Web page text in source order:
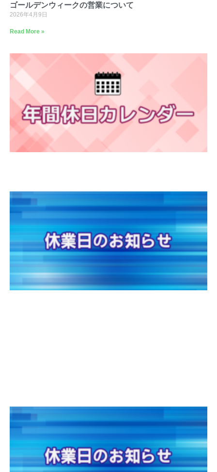
ゴールデンウィークの営業について
2026年4月9日
Read More »